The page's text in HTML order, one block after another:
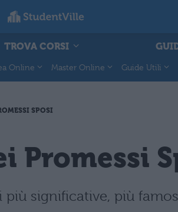
TROVA CORSI
Online Master Online Guide Utili
SPOSI
Promessi
significative, più